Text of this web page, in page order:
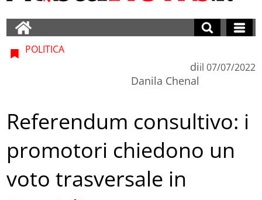
POLITICA
di
Danila Chenal
il 07/07/2022
Referendum consultivo: i
promotori chiedono un
voto trasversale in